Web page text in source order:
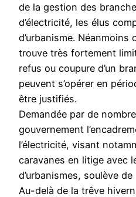
de la gestion des
d’électricité, les élus
d’urbanisme.
trouve très fortement
refus ou coupure d’un
peuvent s’opérer en
être justifiés.
Demandée par de
gouvernement
l’électricité, visant
caravanes en litige avec
d’urbanismes, soulève
Au-delà de la trêve